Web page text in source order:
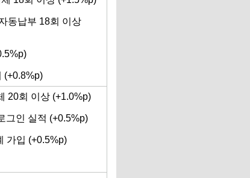
동납부 18회 이상
(+0.8%p)
20회 이상 (+1.0%p)
그인 실적 (+0.5%p)
가입 (+0.5%p)